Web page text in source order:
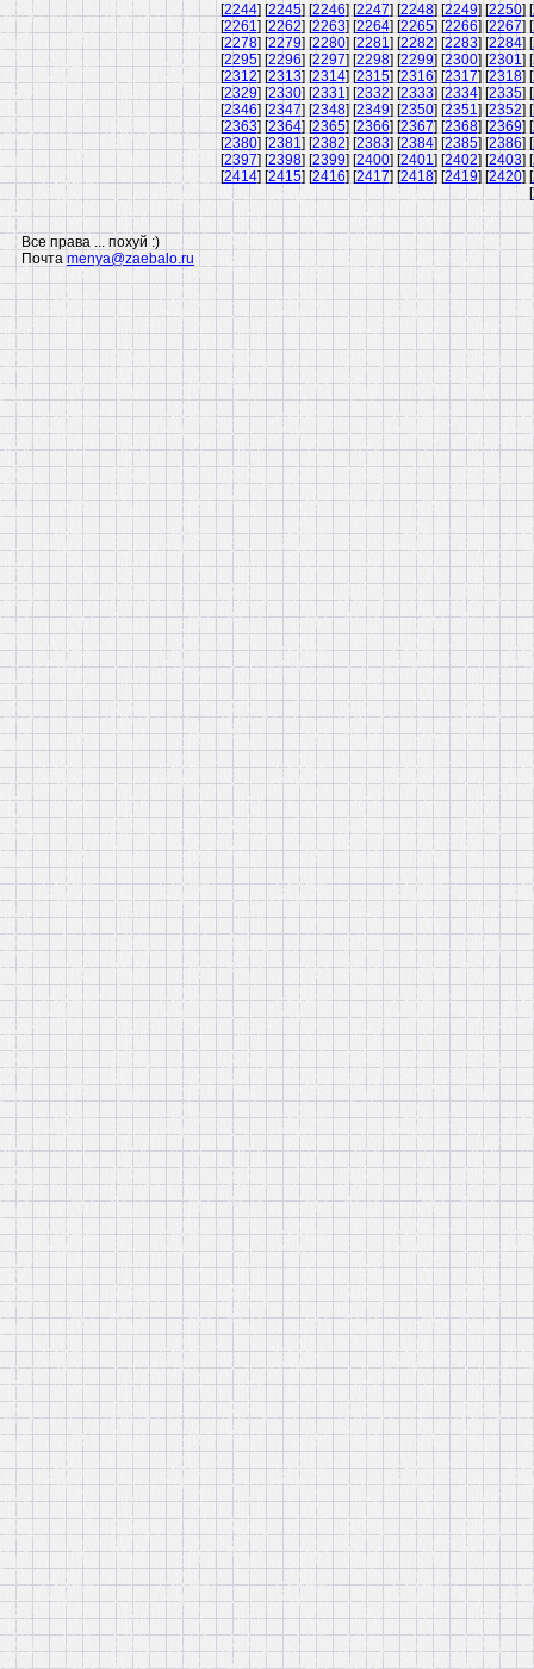
[2244] [2245] [2246] [2247] [2248] [2249] [2250] [
[2261] [2262] [2263] [2264] [2265] [2266] [2267] [
[2278] [2279] [2280] [2281] [2282] [2283] [2284] [
[2295] [2296] [2297] [2298] [2299] [2300] [2301] [
[2312] [2313] [2314] [2315] [2316] [2317] [2318] [
[2329] [2330] [2331] [2332] [2333] [2334] [2335] [
[2346] [2347] [2348] [2349] [2350] [2351] [2352] [
[2363] [2364] [2365] [2366] [2367] [2368] [2369] [
[2380] [2381] [2382] [2383] [2384] [2385] [2386] [
[2397] [2398] [2399] [2400] [2401] [2402] [2403] [
[2414] [2415] [2416] [2417] [2418] [2419] [2420] [
[
Все права ... похуй :)
Почта menya@zaebalo.ru